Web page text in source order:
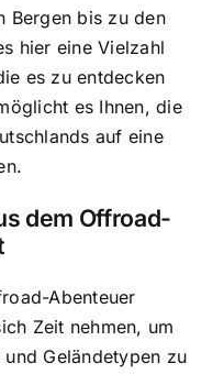
Bergen bis zu den
hier eine Vielzahl
es zu entdecken
es Ihnen, die
auf eine
dem Offroad-
Abenteuer
Zeit nehmen, um
Geländetypen zu